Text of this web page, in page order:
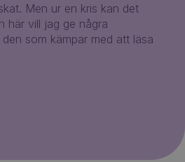
Men ur en kris kan det
här vill jag ge några
som kämpar med att läsa